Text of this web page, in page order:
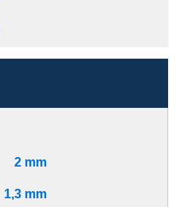
2 mm
1,3 mm